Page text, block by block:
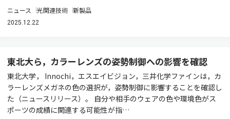
ニュース 光関連技術 新製品
2025.12.22
東北大ら，カラーレンズの姿勢制御への影響を確認
東北大学， Innochi，エスエイビジョン，三井化学ファインは，カ
ラーレンズメガネの色の選択が，姿勢制御に影響することを確認し
た（ニュースリリース）。 自分や相手のウェアの色や環境色がス
ポーツの成績に関連する可能性が指…